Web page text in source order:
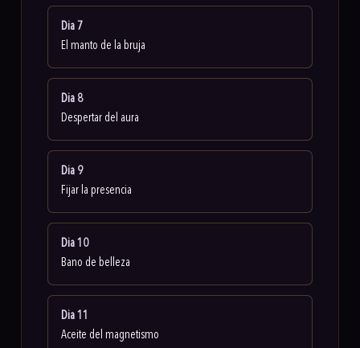
Dia 7
El manto de la bruja
Dia 8
Despertar del aura
Dia 9
Fijar la presencia
Dia 10
Bano de belleza
Dia 11
Aceite del magnetismo